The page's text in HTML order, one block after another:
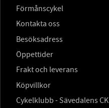
Förmånscykel
Kontakta oss
Besöksadress
Öppettider
Frakt och leverans
Köpvillkor
Cykelklubb - Sävedalens CK